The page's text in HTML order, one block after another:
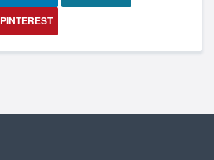
PINTEREST